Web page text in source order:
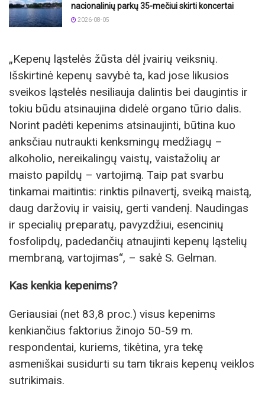
nacionalinių parkų 35-mečiui skirti koncertai
2026-08-05
„Kepenų ląstelės žūsta dėl įvairių veiksnių.
Išskirtinė kepenų savybė ta, kad jose likusios
sveikos ląstelės nesiliauja dalintis bei daugintis ir
tokiu būdu atsinaujina didelė organo tūrio dalis.
Norint padėti kepenims atsinaujinti, būtina kuo
anksčiau nutraukti kenksmingų medžiagų –
alkoholio, nereikalingų vaistų, vaistažolių ar
maisto papildų – vartojimą. Taip pat svarbu
tinkamai maitintis: rinktis pilnavertį, sveiką maistą,
daug daržovių ir vaisių, gerti vandenį. Naudingas
ir specialių preparatų, pavyzdžiui, esencinių
fosfolipdų, padedančių atnaujinti kepenų ląstelių
membraną, vartojimas“, – sakė S. Gelman.
Kas kenkia kepenims?
Geriausiai (net 83,8 proc.) visus kepenims
kenkiančius faktorius žinojo 50-59 m.
respondentai, kuriems, tikėtina, yra tekę
asmeniškai susidurti su tam tikrais kepenų veiklos
sutrikimais.